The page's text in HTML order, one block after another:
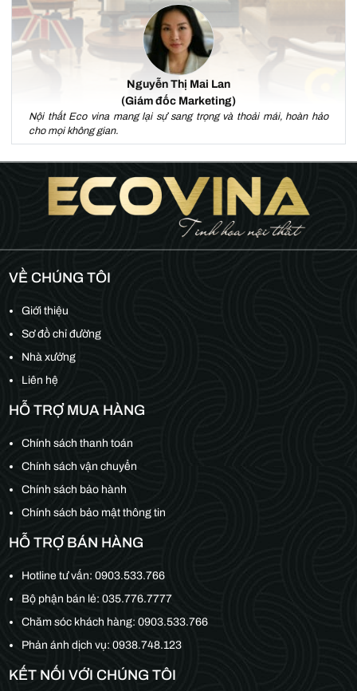
Nguyễn Thị Mai Lan
(Giám đốc Marketing)
Nội thất Eco vina mang lại sự sang trọng và thoải mái, hoàn hảo
cho mọi không gian.
VỀ CHÚNG TÔI
Giới thiệu
Sơ đồ chỉ đường
Nhà xưởng
Liên hệ
HỖ TRỢ MUA HÀNG
Chính sách thanh toán
Chính sách vận chuyển
Chính sách bảo hành
Chính sách bảo mật thông tin
HỖ TRỢ BÁN HÀNG
Hotline tư vấn:0903.533.766
Bộ phận bán lẻ:035.776.7777
Chăm sóc khách hàng:0903.533.766
Phản ánh dịch vụ: 0938.748.123
KẾT NỐI VỚI CHÚNG TÔI